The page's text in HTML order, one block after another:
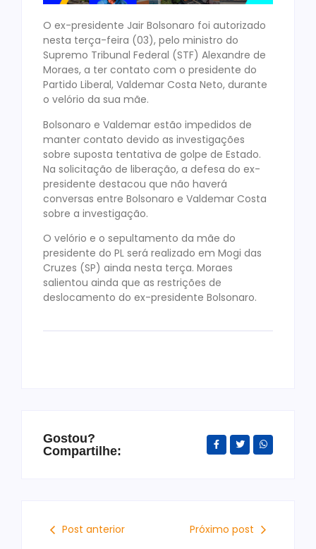
O ex-presidente Jair Bolsonaro foi autorizado
nesta terça-feira (03), pelo ministro do
Supremo Tribunal Federal (STF) Alexandre de
Moraes, a ter contato com o presidente do
Partido Liberal, Valdemar Costa Neto, durante
o velório da sua mãe.
Bolsonaro e Valdemar estão impedidos de
manter contato devido as investigações
sobre suposta tentativa de golpe de Estado.
Na solicitação de liberação, a defesa do ex-
presidente destacou que não haverá
conversas entre Bolsonaro e Valdemar Costa
sobre a investigação.
O velório e o sepultamento da mãe do
presidente do PL será realizado em Mogi das
Cruzes (SP) ainda nesta terça. Moraes
salientou ainda que as restrições de
deslocamento do ex-presidente Bolsonaro.
Gostou?
Compartilhe:
Post anterior Próximo post